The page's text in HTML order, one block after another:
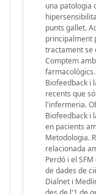
una patologia
punts gallet.
principalment
tractament se
Comptem
Biofeedback i
recents que
l'infermeria.
Biofeedback i
en pacients
Metodologia.
relacionada
Perdó i el
de dades de
Dialnet i